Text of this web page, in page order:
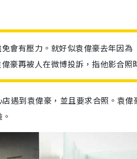
會有壓力。就好似袁偉豪去年因
豪再被人在微博投訴，指他影合照
遇到袁偉豪，並且要求合照。袁